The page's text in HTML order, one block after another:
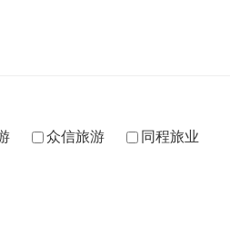
众信旅游
同程旅业